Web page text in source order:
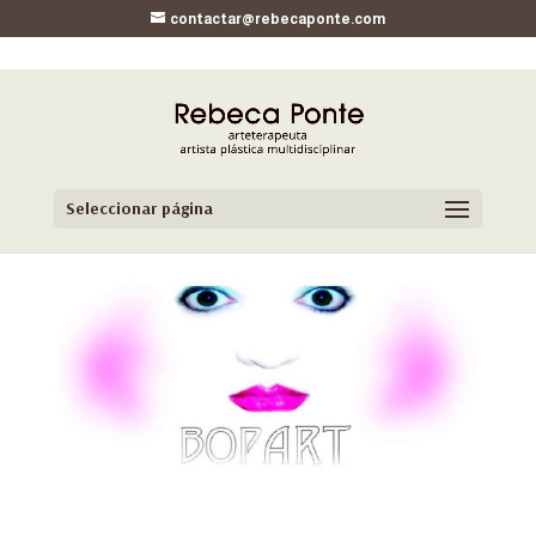
contactar@rebecaponte.com
Seleccionar página